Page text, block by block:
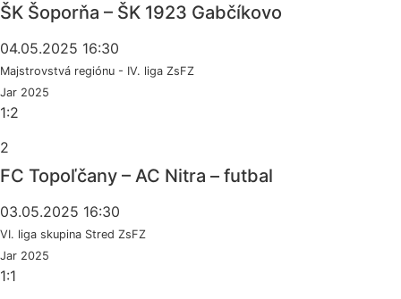
ŠK Šoporňa – ŠK 1923 Gabčíkovo
04.05.2025 16:30
Majstrovstvá regiónu - IV. liga ZsFZ
Jar 2025
1:2
2
FC Topoľčany – AC Nitra – futbal
03.05.2025 16:30
VI. liga skupina Stred ZsFZ
Jar 2025
1:1